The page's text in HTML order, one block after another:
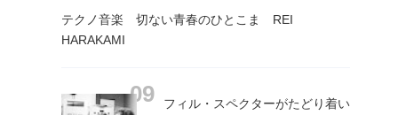
テクノ音楽 切ない青春のひとこま REI
HARAKAMI
フィル・スペクターがたどり着い